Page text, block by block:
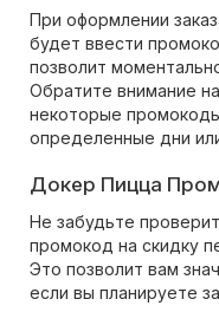
При оформлении
будет ввести
позволит
Обратите внимание
некоторые
определенные дни
Докер Пицца
Не забудьте
промокод на скидку
Это позволит вам
если вы планируете